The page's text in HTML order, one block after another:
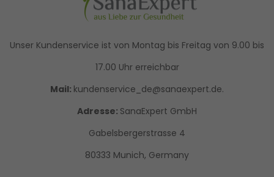
Unser Kundenservice ist von Montag bis Freitag von 9.00 bis
17.00 Uhr erreichbar
Mail: kundenservice_de@sanaexpert.de.
Adresse: SanaExpert GmbH
Gabelsbergerstrasse 4
80333 Munich, Germany